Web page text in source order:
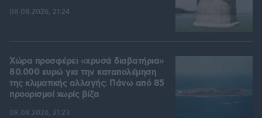
08.08.2026, 21:24
Χώρα προσφέρει «χρυσά διαβατήρια»
80.000 ευρώ για την καταπολέμηση
της κλιματικής αλλαγής: Πάνω από 85
προορισμοί χωρίς βίζα
08.08.2026, 21:23